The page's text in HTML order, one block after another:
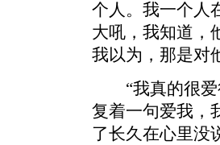
个人。我一个人
大吼，我知道，
我以为，那是对
“我真的很爱
复着一句爱我，
了长久在心里没